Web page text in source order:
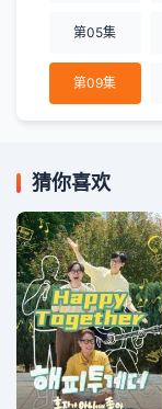
第05集
第09集
猜你喜欢